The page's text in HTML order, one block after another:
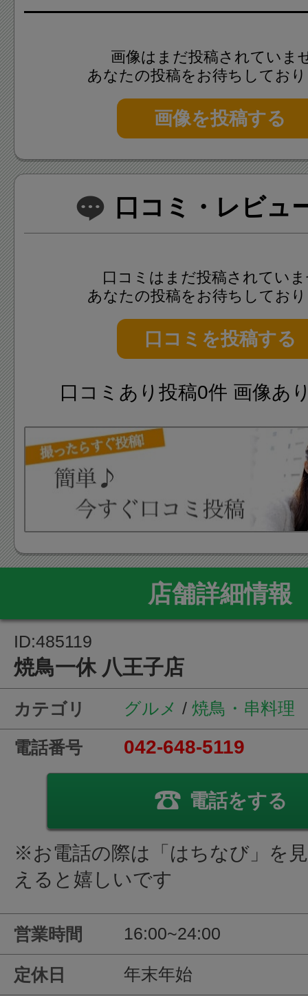
画像はまだ投稿されていま
あなたの投稿をお待ちしてお
画像を投稿する
口コミ・レビュ
口コミはまだ投稿されてい
あなたの投稿をお待ちしてお
口コミを投稿する
口コミあり投稿0件 画像あ
店舗詳細情報
ID:485119
焼鳥一休 八王子店
カテゴリ グルメ / 焼鳥・串料理
電話番号 042-648-5119
電話をする
※お電話の際は「はちなび」を
えると嬉しいです
営業時間 16:00~24:00
定休日 年末年始